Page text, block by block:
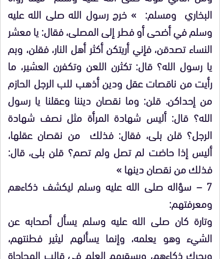
البخاري ومسلم: » خرج رسول الله صلى الله عليه
وسلم في أضحى أو فطر إلى المصلى، فقال: يا معشر
النساء تصدقن، فإني أريتكن أكثر أهل النار، فقلن، وبم
يا رسول الله؟ قال: تكثرن اللعن وتكفرن العشير، ما
رأيت من ناقصات عقل ودين أذهب للب الرجل الحازم
من إحداكن. قلن: وما نقصان ديننا وعقلنا يا رسول
الله؟ قال: أليس شهادة المرأة مثل نصف شهادة
الرجل؟ قلن بلى، فقال: فذلك من نقصان عقلها،
أليس إذا حاضت لم تصل ولم تصم؟ قلن بلى، قال:
فذلك من نقصان دينها »
7 – سؤاله صلى الله عليه وسلم ليكشف ذكاءهم
ومعرفتهم:
وتارة كان صلى الله عليه وسلم يسأل أصحابه عن
الشيء وهو يعلمه، وإنما يسألهم ليثير فطنتهم،
ويحرك ذكاءهم، ويسقيهم العلم في قالب المحاجاة